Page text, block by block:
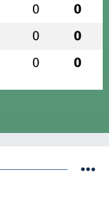
0 0
0 0
0 0